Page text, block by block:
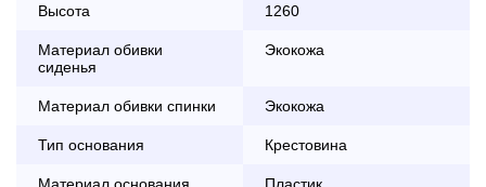
Высота 1260
Материал обивки
сиденья
Экокожа
Материал обивки спинки Экокожа
Тип основания Крестовина
По Москве в пределах МКАД осуществляется в будние
дни с 8:30 до 18:00
До 90 000 руб.
2 000 руб.